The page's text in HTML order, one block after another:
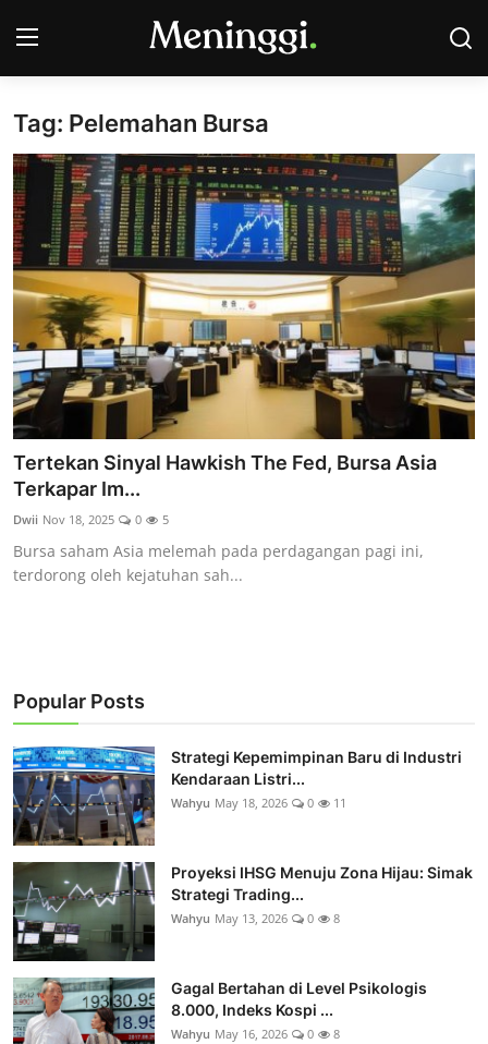
Contact
Pasar Saham
Bisnis
Industri
Korporasi
Kripto
Obligasi & Reksadana
Rekomendasi
Tag: Pelemahan Bursa
Tertekan Sinyal Hawkish The Fed, Bursa Asia
Terkapar Im...
Dwii Nov 18, 2025 0 5
Bursa saham Asia melemah pada perdagangan pagi ini,
terdorong oleh kejatuhan sah...
Popular Posts
Strategi Kepemimpinan Baru di Industri
Kendaraan Listri...
Wahyu May 18, 2026 0 11
Proyeksi IHSG Menuju Zona Hijau: Simak
Strategi Trading...
Wahyu May 13, 2026 0 8
Gagal Bertahan di Level Psikologis
8.000, Indeks Kospi ...
Wahyu May 16, 2026 0 8